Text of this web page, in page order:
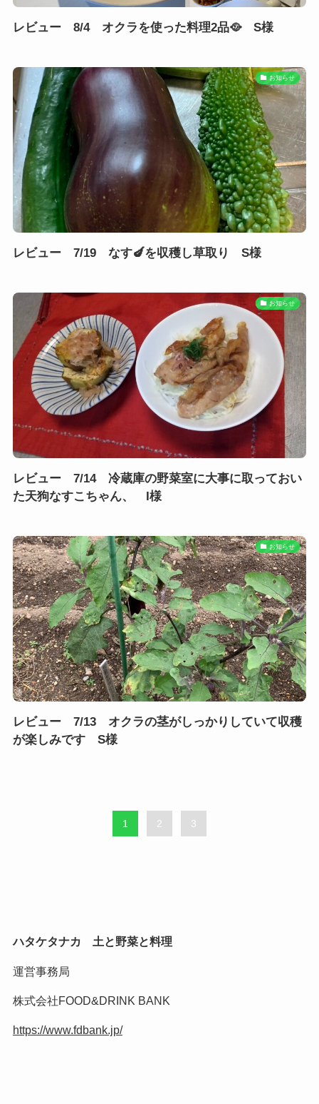
レビュー 8/4 オクラを使った料理2品🥘 S様
お知らせ
レビュー 7/19 なす🍆を収穫し草取り S様
お知らせ
レビュー 7/14 冷蔵庫の野菜室に大事に取っておい
た天狗なすこちゃん、 I様
お知らせ
レビュー 7/13 オクラの茎がしっかりしていて収穫
が楽しみです S様
1 2 3
ハタケタナカ 土と野菜と料理
運営事務局
株式会社FOOD&DRINK BANK
https://www.fdbank.jp/